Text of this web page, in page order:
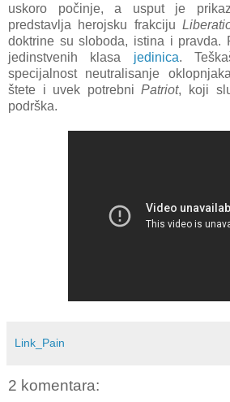
uskoro počinje, a usput je
predstavlja herojsku frakciju
doktrine su sloboda, istina i pravda.
jedinstvenih klasa jedinica.
specijalnost neutralisanje
štete i uvek potrebniPatriot, koji
podrška.
Link_Pain
2 komentara: